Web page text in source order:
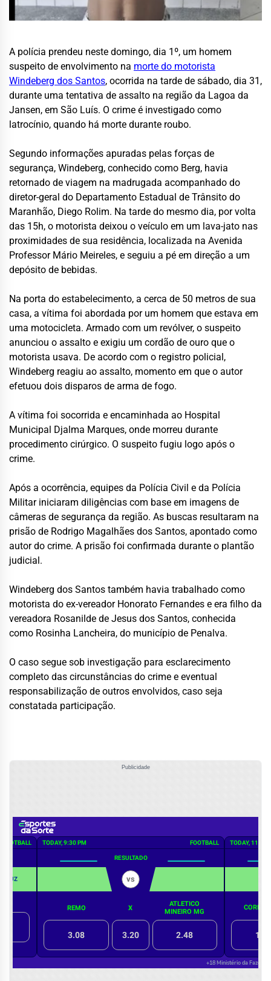
A polícia prendeu neste domingo, dia 1º, um homem
suspeito de envolvimento na morte do motorista
Windeberg dos Santos, ocorrida na tarde de sábado, dia 31,
durante uma tentativa de assalto na região da Lagoa da
Jansen, em São Luís. O crime é investigado como
latrocínio, quando há morte durante roubo.
Segundo informações apuradas pelas forças de
segurança, Windeberg, conhecido como Berg, havia
retornado de viagem na madrugada acompanhado do
diretor-geral do Departamento Estadual de Trânsito do
Maranhão, Diego Rolim. Na tarde do mesmo dia, por volta
das 15h, o motorista deixou o veículo em um lava-jato nas
proximidades de sua residência, localizada na Avenida
Professor Mário Meireles, e seguiu a pé em direção a um
depósito de bebidas.
Na porta do estabelecimento, a cerca de 50 metros de sua
casa, a vítima foi abordada por um homem que estava em
uma motocicleta. Armado com um revólver, o suspeito
anunciou o assalto e exigiu um cordão de ouro que o
motorista usava. De acordo com o registro policial,
Windeberg reagiu ao assalto, momento em que o autor
efetuou dois disparos de arma de fogo.
A vítima foi socorrida e encaminhada ao Hospital
Municipal Djalma Marques, onde morreu durante
procedimento cirúrgico. O suspeito fugiu logo após o
crime.
Após a ocorrência, equipes da Polícia Civil e da Polícia
Militar iniciaram diligências com base em imagens de
câmeras de segurança da região. As buscas resultaram na
prisão de Rodrigo Magalhães dos Santos, apontado como
autor do crime. A prisão foi confirmada durante o plantão
judicial.
Windeberg dos Santos também havia trabalhado como
motorista do ex-vereador Honorato Fernandes e era filho da
vereadora Rosanilde de Jesus dos Santos, conhecida
como Rosinha Lancheira, do município de Penalva.
O caso segue sob investigação para esclarecimento
completo das circunstâncias do crime e eventual
responsabilização de outros envolvidos, caso seja
constatada participação.
Publicidade